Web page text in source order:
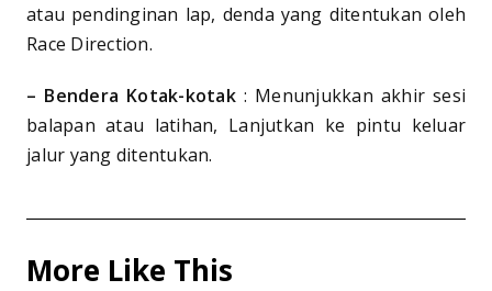
atau pendinginan lap, denda yang ditentukan oleh
Race Direction.
– Bendera Kotak-kotak : Menunjukkan akhir sesi
balapan atau latihan, Lanjutkan ke pintu keluar
jalur yang ditentukan.
More Like This